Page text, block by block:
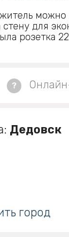
можно
для
розетка
?
Дедовск
город